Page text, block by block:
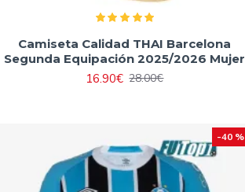
Camiseta Calidad THAI Barcelona
Segunda Equipación 2025/2026 Mujer
16.90€ 28.00€
-40 %